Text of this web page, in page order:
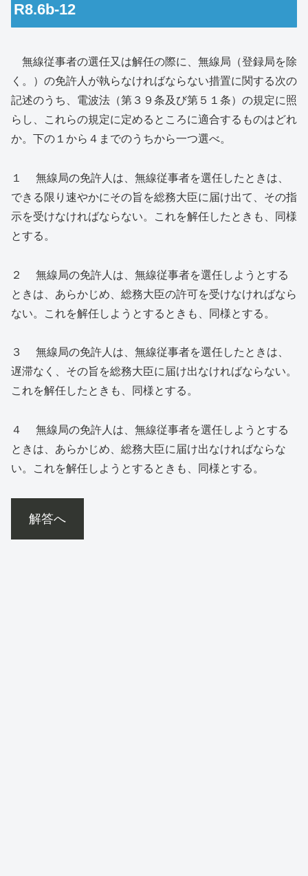
R8.6b-12
無線従事者の選任又は解任の際に、無線局（登録局を除
く。）の免許人が執らなければならない措置に関する次の
記述のうち、電波法（第３９条及び第５１条）の規定に照
らし、これらの規定に定めるところに適合するものはどれ
か。下の１から４までのうちから一つ選べ。
１ 無線局の免許人は、無線従事者を選任したときは、
できる限り速やかにその旨を総務大臣に届け出て、その指
示を受けなければならない。これを解任したときも、同様
とする。
２ 無線局の免許人は、無線従事者を選任しようとする
ときは、あらかじめ、総務大臣の許可を受けなければなら
ない。これを解任しようとするときも、同様とする。
３ 無線局の免許人は、無線従事者を選任したときは、
遅滞なく、その旨を総務大臣に届け出なければならない。
これを解任したときも、同様とする。
４ 無線局の免許人は、無線従事者を選任しようとする
ときは、あらかじめ、総務大臣に届け出なければならな
い。これを解任しようとするときも、同様とする。
解答へ